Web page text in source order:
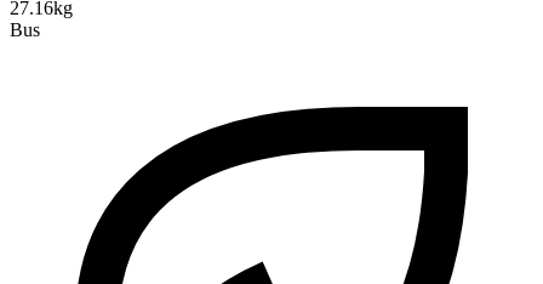
27.16kg
Bus